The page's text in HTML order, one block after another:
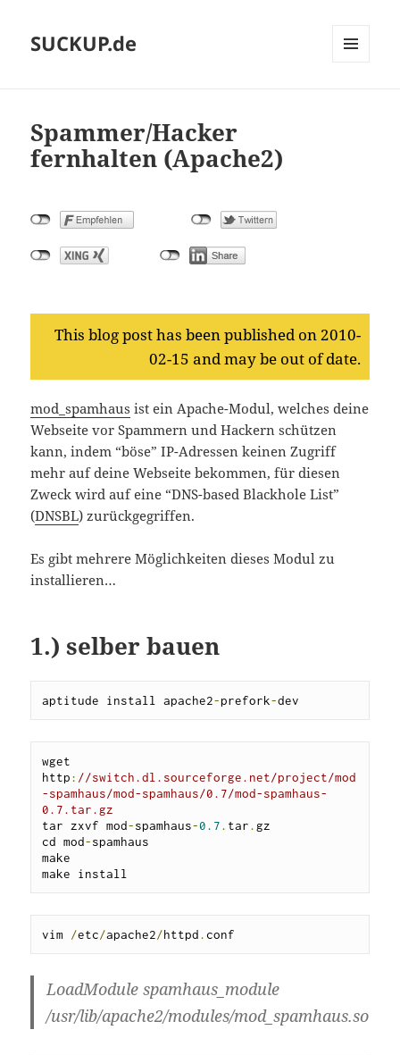
SUCKUP.de
Spammer/Hacker
fernhalten (Apache2)
This blog post has been published on 2010-
02-15 and may be out of date.
mod_spamhaus ist ein Apache-Modul, welches deine
Webseite vor Spammern und Hackern schützen
kann, indem “böse” IP-Adressen keinen Zugriff
mehr auf deine Webseite bekommen, für diesen
Zweck wird auf eine “DNS-based Blackhole List”
(DNSBL) zurückgegriffen.
Es gibt mehrere Möglichkeiten dieses Modul zu
installieren…
1.) selber bauen
aptitude install apache2-prefork-dev
wget
http: //switch.dl.sourceforge.net/project/mod
-spamhaus/mod-spamhaus/0.7/mod-spamhaus-
0.7.tar.gz
tar zxvf mod-spamhaus-0.7. tar.gz
cd mod-spamhaus
make
make install
vim /etc/apache2/httpd.conf
LoadModule spamhaus_module
/usr/lib/apache2/modules/mod_spamhaus.so